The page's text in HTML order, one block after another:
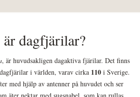
är dagfjärilar?
, är huvudsakligen dagaktiva fjärilar. Det finns
i världen, varav cirka 110 i Sverige.
med hjälp av antenner på huvudet och ser